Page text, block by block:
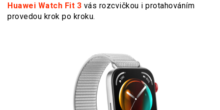
Huawei Watch Fit 3 vás rozcvičkou i protahováním
provedou krok po kroku.